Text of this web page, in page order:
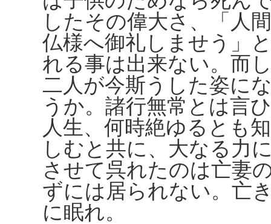
したその偉大さ、「人
仏様へ御礼しませう」
れる事は出来ない。而
二人が今斯うした姿に
うか。諸行無常とは言
人生、何時絶ゆるとも
しむと共に、大なる力
させて呉れたのは亡妻
ずには居られない。亡
に眠れ。